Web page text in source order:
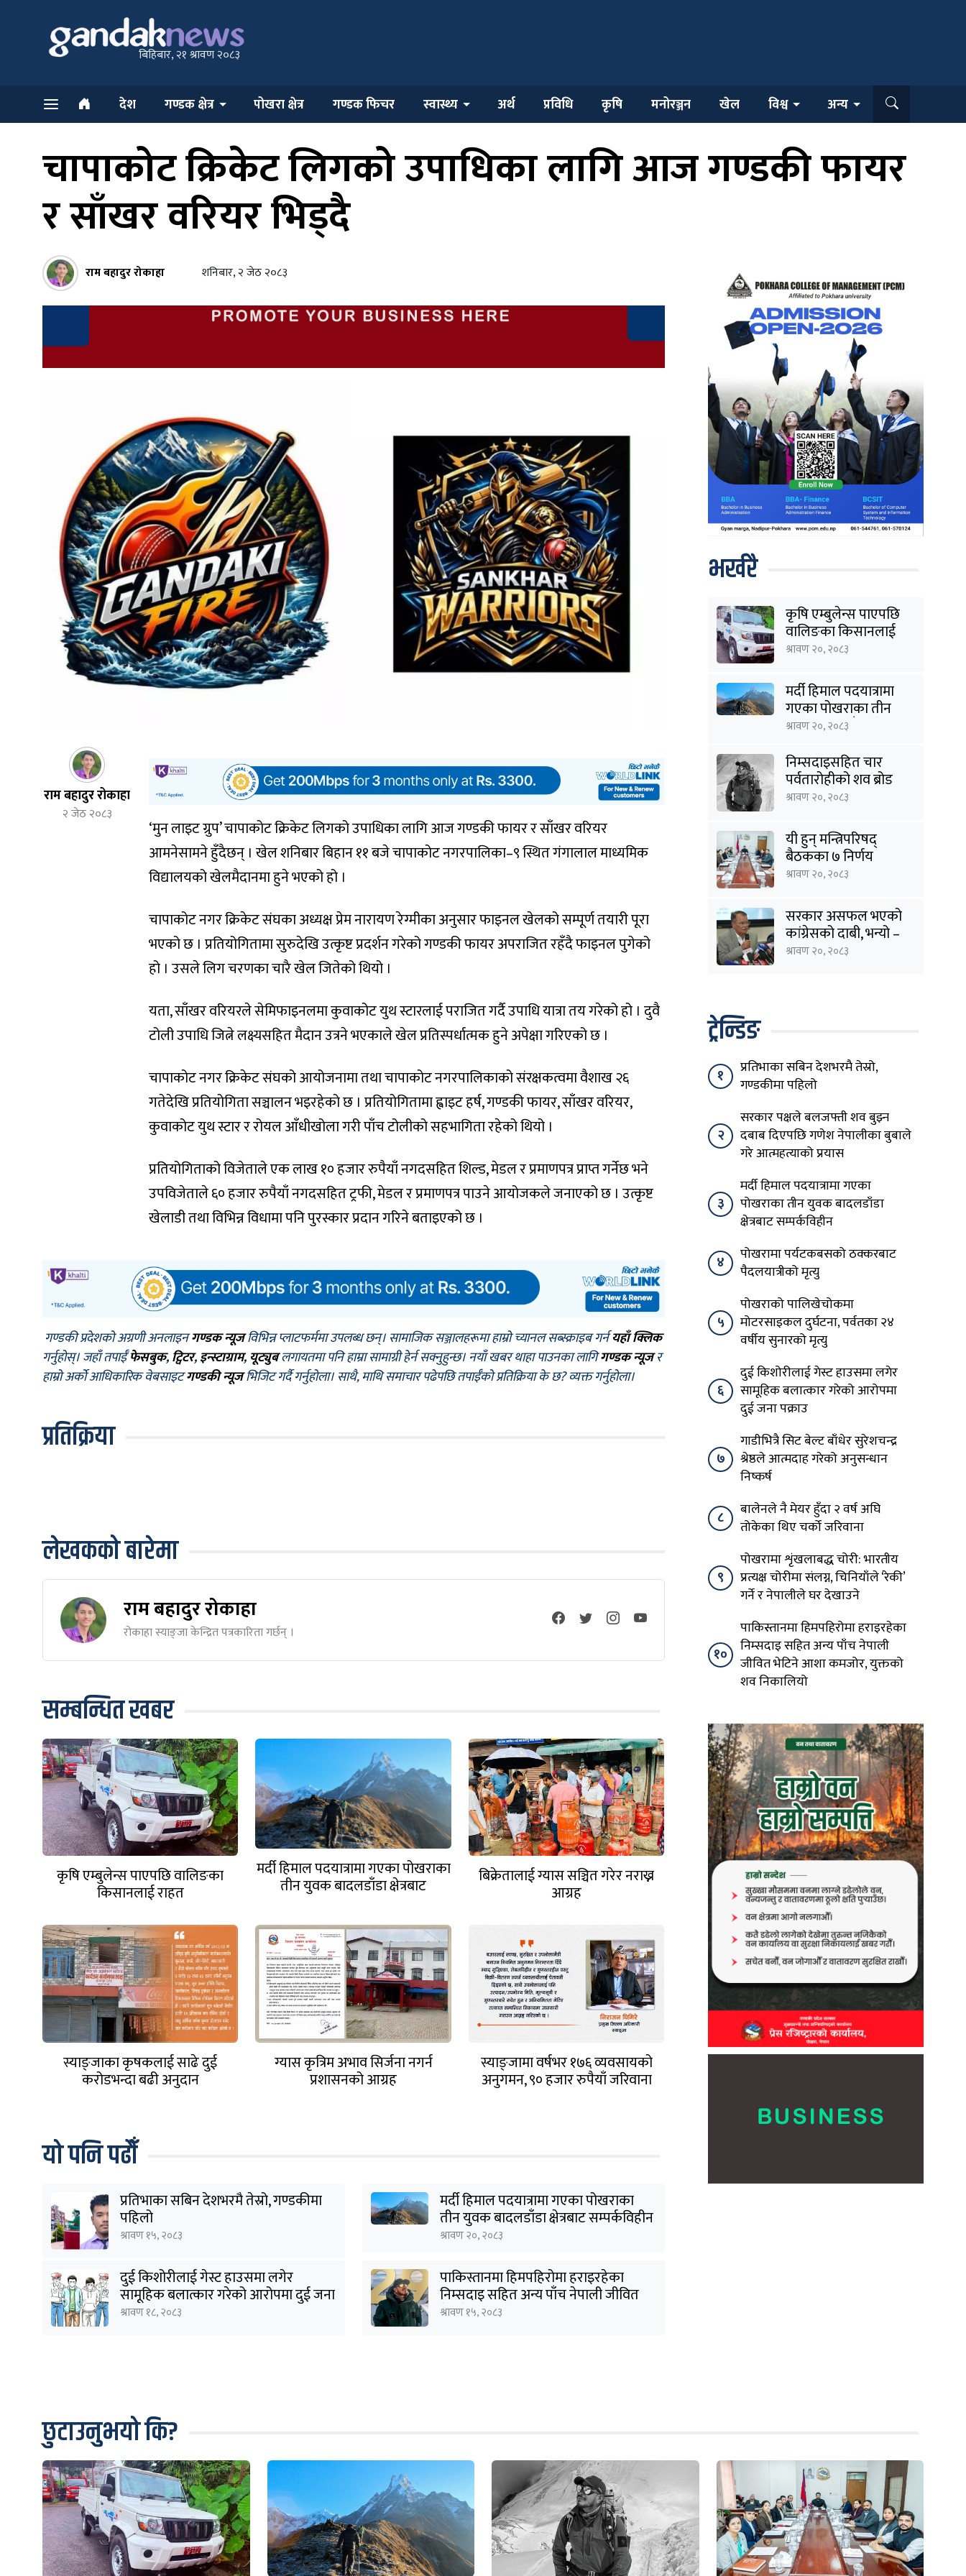
बिहिबार, २१ श्रावण २०८३
देश गण्डक क्षेत्र पोखरा क्षेत्र गण्डक फिचर स्वास्थ्य अर्थ प्रविधि कृषि मनोरञ्जन खेल विश्व अन्य
चापाकोट क्रिकेट लिगको उपाधिका लागि आज गण्डकी फायर
र साँखर वरियर भिड्दै
राम बहादुर रोकाहा शनिबार, २ जेठ २०८३
राम बहादुर रोकाहा
२ जेठ २०८३
‘मुन लाइट ग्रुप’ चापाकोट क्रिकेट लिगको उपाधिका लागि आज गण्डकी फायर र साँखर वरियर
आमनेसामने हुँदैछन् । खेल शनिबार बिहान ११ बजे चापाकोट नगरपालिका–९ स्थित गंगालाल माध्यमिक
विद्यालयको खेलमैदानमा हुने भएको हो ।
चापाकोट नगर क्रिकेट संघका अध्यक्ष प्रेम नारायण रेग्मीका अनुसार फाइनल खेलको सम्पूर्ण तयारी पूरा
भएको छ । प्रतियोगितामा सुरुदेखि उत्कृष्ट प्रदर्शन गरेको गण्डकी फायर अपराजित रहँदै फाइनल पुगेको
हो । उसले लिग चरणका चारै खेल जितेको थियो ।
यता, साँखर वरियरले सेमिफाइनलमा कुवाकोट युथ स्टारलाई पराजित गर्दै उपाधि यात्रा तय गरेको हो । दुवै
टोली उपाधि जित्ने लक्ष्यसहित मैदान उत्रने भएकाले खेल प्रतिस्पर्धात्मक हुने अपेक्षा गरिएको छ ।
चापाकोट नगर क्रिकेट संघको आयोजनामा तथा चापाकोट नगरपालिकाको संरक्षकत्वमा वैशाख २६
गतेदेखि प्रतियोगिता सञ्चालन भइरहेको छ । प्रतियोगितामा ह्वाइट हर्ष, गण्डकी फायर, साँखर वरियर,
कुवाकोट युथ स्टार र रोयल आँधीखोला गरी पाँच टोलीको सहभागिता रहेको थियो ।
प्रतियोगिताको विजेताले एक लाख १० हजार रुपैयाँ नगदसहित शिल्ड, मेडल र प्रमाणपत्र प्राप्त गर्नेछ भने
उपविजेताले ६० हजार रुपैयाँ नगदसहित ट्रफी, मेडल र प्रमाणपत्र पाउने आयोजकले जनाएको छ । उत्कृष्ट
खेलाडी तथा विभिन्न विधामा पनि पुरस्कार प्रदान गरिने बताइएको छ ।
गण्डकी प्रदेशको अग्रणी अनलाइनगण्डक न्यूजविभिन्न प्लाटफर्ममा उपलब्ध छन्। सामाजिक सञ्जालहरूमा हाम्रो च्यानल सब्स्क्राइब गर्नयहाँ क्लिक
गर्नुहोस्। जहाँ तपाईँफेसबुक,ट्विटर,इन्स्टाग्राम, यूट्युबलगायतमा पनि हाम्रा सामाग्री हेर्न सक्नुहुन्छ। नयाँ खबर थाहा पाउनका लागिगण्डक न्यूजर
हाम्रो अर्को आधिकारिक वेबसाइटगण्डकी न्यूजभिजिट गर्दै गर्नुहोला। साथै, माथि समाचार पढेपछि तपाईँको प्रतिक्रिया के छ? व्यक्त गर्नुहोला।
प्रतिक्रिया
लेखकको बारेमा
राम बहादुर रोकाहा
रोकाहा स्याङ्जा केन्द्रित पत्रकारिता गर्छन् ।
सम्बन्धित खबर
कृषि एम्बुलेन्स पाएपछि वालिङका
किसानलाई राहत
मर्दी हिमाल पदयात्रामा गएका पोखराका
तीन युवक बादलडाँडा क्षेत्रबाट बिक्रेतालाई ग्यास सञ्चित गरेर नराख्न
आग्रह
स्याङ्जाका कृषकलाई साढे दुई
करोडभन्दा बढी अनुदान
ग्यास कृत्रिम अभाव सिर्जना नगर्न
प्रशासनको आग्रह
स्याङ्जामा वर्षभर १७६ व्यवसायको
अनुगमन, ९० हजार रुपैयाँ जरिवाना
यो पनि पढौँ
प्रतिभाका सबिन देशभरमै तेस्रो, गण्डकीमा
पहिलो
श्रावण १५, २०८३
मर्दी हिमाल पदयात्रामा गएका पोखराका
तीन युवक बादलडाँडा क्षेत्रबाट सम्पर्कविहीन
श्रावण २०, २०८३
दुई किशोरीलाई गेस्ट हाउसमा लगेर
सामूहिक बलात्कार गरेको आरोपमा दुई जना
पक्राउ
श्रावण १८, २०८३
पाकिस्तानमा हिमपहिरोमा हराइरहेका
निम्सदाइ सहित अन्य पाँच नेपाली जीवित
भेटिने आशा कमजोर, युक्तको शव
श्रावण १५, २०८३
भर्खरै
कृषि एम्बुलेन्स पाएपछि
वालिङका किसानलाई
राहत
श्रावण २०, २०८३
मर्दी हिमाल पदयात्रामा
गएका पोखराका तीन
युवक बादलडाँडा क्षेत्रबाट
श्रावण २०, २०८३
निम्सदाइसहित चार
पर्वतारोहीको शव ब्रोड
पिकबाट बेस क्याम्पमा
श्रावण २०, २०८३
यी हुन् मन्त्रिपरिषद्
बैठकका ७ निर्णय
श्रावण २०, २०८३
सरकार असफल भएको
कांग्रेसको दाबी, भन्यो –
‘जनविश्वासको संकटमा
श्रावण २०, २०८३
ट्रेन्डिङ
१
प्रतिभाका सबिन देशभरमै तेस्रो,
गण्डकीमा पहिलो
२
सरकार पक्षले बलजफ्ती शव बुझ्न
दबाब दिएपछि गणेश नेपालीका बुबाले
गरे आत्महत्याको प्रयास
३
मर्दी हिमाल पदयात्रामा गएका
पोखराका तीन युवक बादलडाँडा
क्षेत्रबाट सम्पर्कविहीन
४
पोखरामा पर्यटकबसको ठक्करबाट
पैदलयात्रीको मृत्यु
५
पोखराको पालिखेचोकमा
मोटरसाइकल दुर्घटना, पर्वतका २४
वर्षीय सुनारको मृत्यु
६
दुई किशोरीलाई गेस्ट हाउसमा लगेर
सामूहिक बलात्कार गरेको आरोपमा
दुई जना पक्राउ
७
गाडीभित्रै सिट बेल्ट बाँधेर सुरेशचन्द्र
श्रेष्ठले आत्मदाह गरेको अनुसन्धान
निष्कर्ष
८
बालेनले नै मेयर हुँदा २ वर्ष अघि
तोकेका थिए चर्को जरिवाना
९
पोखरामा शृंखलाबद्ध चोरी: भारतीय
प्रत्यक्ष चोरीमा संलग्न, चिनियाँले ‘रेकी’
गर्ने र नेपालीले घर देखाउने
१०
पाकिस्तानमा हिमपहिरोमा हराइरहेका
निम्सदाइ सहित अन्य पाँच नेपाली
जीवित भेटिने आशा कमजोर, युक्तको
शव निकालियो
छुटाउनुभयो कि?